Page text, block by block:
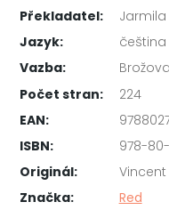
Překladatel:
Jazyk:
čeština
Vazba:
Počet stran:
224
EAN:
ISBN:
978-
Originál:
Vincent
Značka:
Red